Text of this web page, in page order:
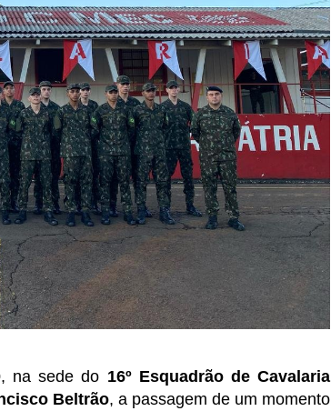
na sede do 16º Esquadrão de Cavalaria
Beltrão, a passagem de um momento